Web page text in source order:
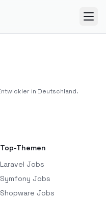
in Deutschland.
Top-Themen
Laravel Jobs
Symfony Jobs
Shopware Jobs